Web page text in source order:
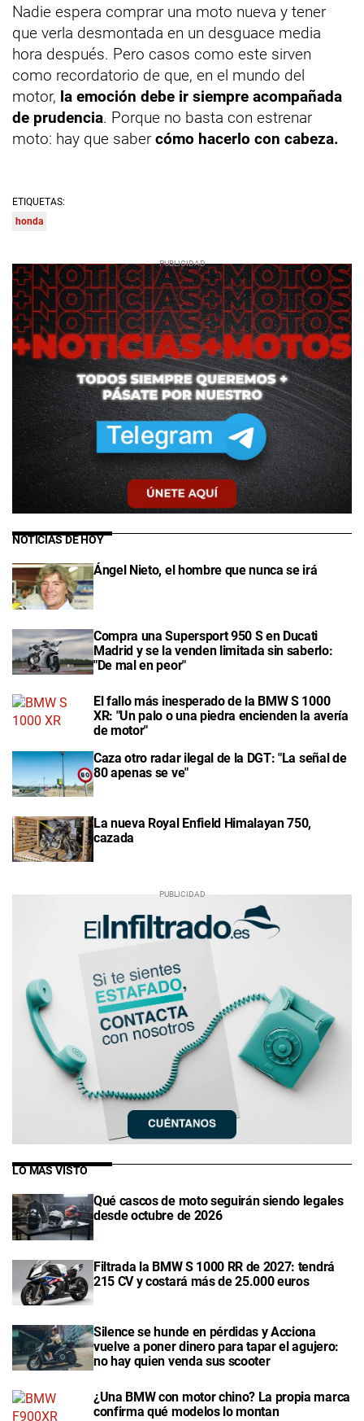
Nadie espera comprar una moto nueva y tener
que verla desmontada en un desguace media
hora después. Pero casos como este sirven
como recordatorio de que, en el mundo del
motor, la emoción debe ir siempre acompañada
de prudencia. Porque no basta con estrenar
moto: hay que saber cómo hacerlo con cabeza.
ETIQUETAS:
honda
NOTICIAS DE HOY
Ángel Nieto, el hombre que nunca se irá
Compra una Supersport 950 S en Ducati
Madrid y se la venden limitada sin saberlo:
"De mal en peor"
El fallo más inesperado de la BMW S 1000
XR: "Un palo o una piedra encienden la avería
de motor"
Caza otro radar ilegal de la DGT: "La señal de
80 apenas se ve"
La nueva Royal Enfield Himalayan 750,
cazada
LO MÁS VISTO
Qué cascos de moto seguirán siendo legales
desde octubre de 2026
Filtrada la BMW S 1000 RR de 2027: tendrá
215 CV y costará más de 25.000 euros
Silence se hunde en pérdidas y Acciona
vuelve a poner dinero para tapar el agujero:
no hay quien venda sus scooter
¿Una BMW con motor chino? La propia marca
confirma qué modelos lo montan